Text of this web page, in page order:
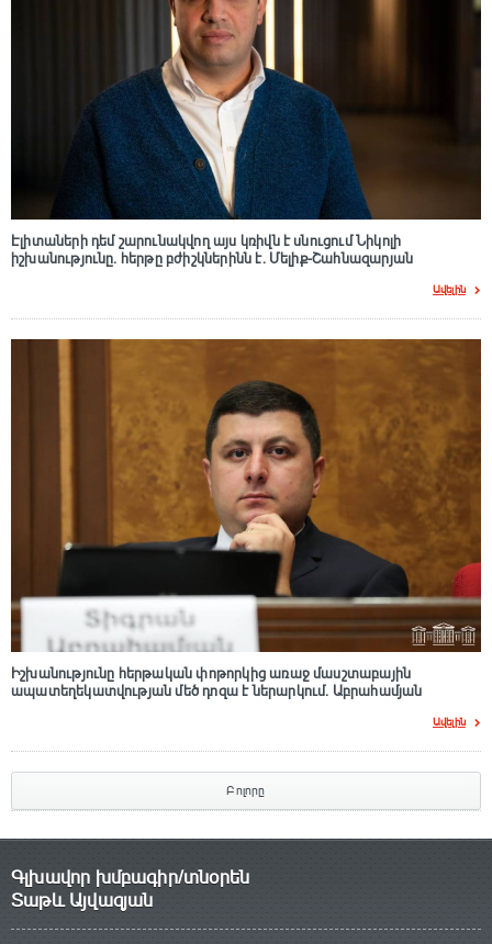
Էլիտաների դեմ շարունակվող այս կռիվն է սնուցում Նիկոլի
իշխանությունը. հերթը բժիշկներինն է. Մելիք-Շահնազարյան
Ավելին
Իշխանությունը հերթական փոթորկից առաջ մասշտաբային
ապատեղեկատվության մեծ դnզա է ներարկում․ Աբրահամյան
Ավելին
Բոլորը
Գլխավոր խմբագիր/տնօրեն
Տաթև Այվազյան